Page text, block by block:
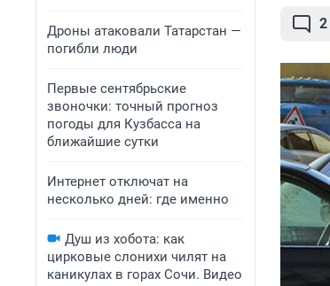
Дроны атаковали Татарстан —
погибли люди
Первые сентябрьские
звоночки: точный прогноз
погоды для Кузбасса на
ближайшие сутки
Интернет отключат на
несколько дней: где именно
Душ из хобота: как
цирковые слонихи чилят на
каникулах в горах Сочи. Видео
2